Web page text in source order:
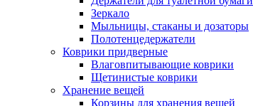
Зеркало
Мыльницы, стаканы и дозаторы
Полотенцедержатели
Коврики придверные
Влаговпитывающие коврики
Щетинистые коврики
Хранение вещей
Корзины для хранения вещей